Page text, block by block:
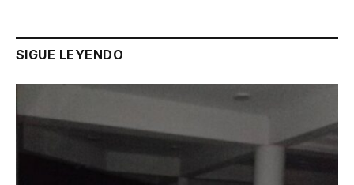
SIGUE LEYENDO